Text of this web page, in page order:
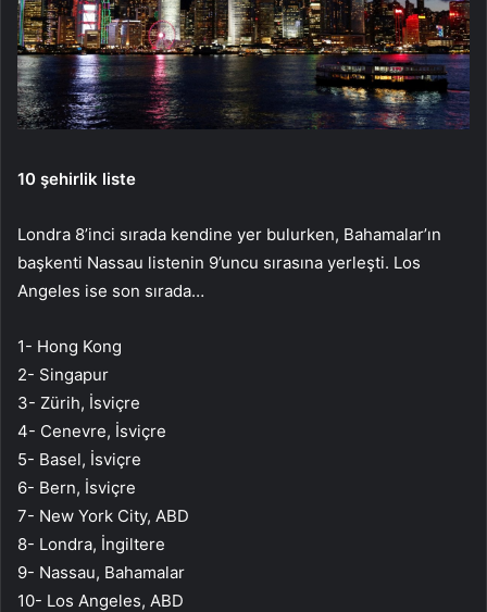
10 şehirlik liste
Londra 8’inci sırada kendine yer bulurken, Bahamalar’ın
başkenti Nassau listenin 9’uncu sırasına yerleşti. Los
Angeles ise son sırada…
1- Hong Kong
2- Singapur
3- Zürih, İsviçre
4- Cenevre, İsviçre
5- Basel, İsviçre
6- Bern, İsviçre
7- New York City, ABD
8- Londra, İngiltere
9- Nassau, Bahamalar
10- Los Angeles, ABD